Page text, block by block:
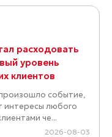
расходовать
уровень
клиентов
событие,
интересы любого
че...
2026-08-03